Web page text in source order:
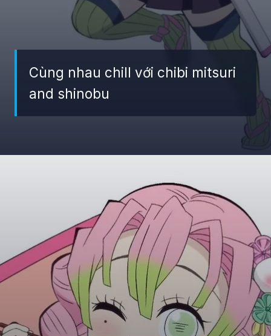
Cùng nhau chill với chibi mitsuri
and shinobu